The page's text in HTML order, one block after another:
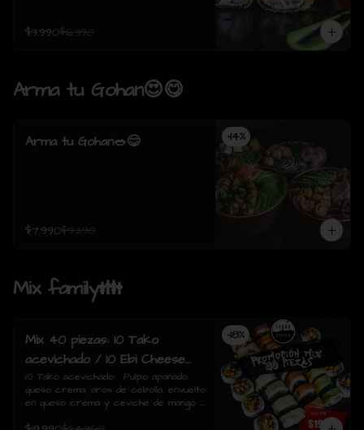
$3.990$6.390
Arma tu Gohan😍😋
-14%
Arma tu Gohan🥗😋
$7.990$9.290
Mix family👪
-18%
Mix 40 piezas: 10 Tako
acevichado / 10 Ebi Cheese
tempura / 10 Tori Sake Rolls
/ 10 Sake Avocado.
10 Tako acevichado:  Pulpo apanado,
queso crema, aros de cebolla, envuelto
en queso crema y ceviche de mango /